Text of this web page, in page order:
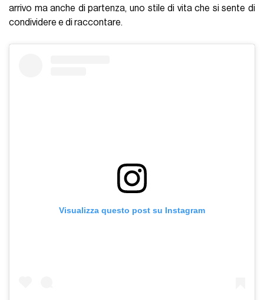
arrivo ma anche di partenza, uno stile di vita che si sente di
condividere e di raccontare.
Visualizza questo post su Instagram